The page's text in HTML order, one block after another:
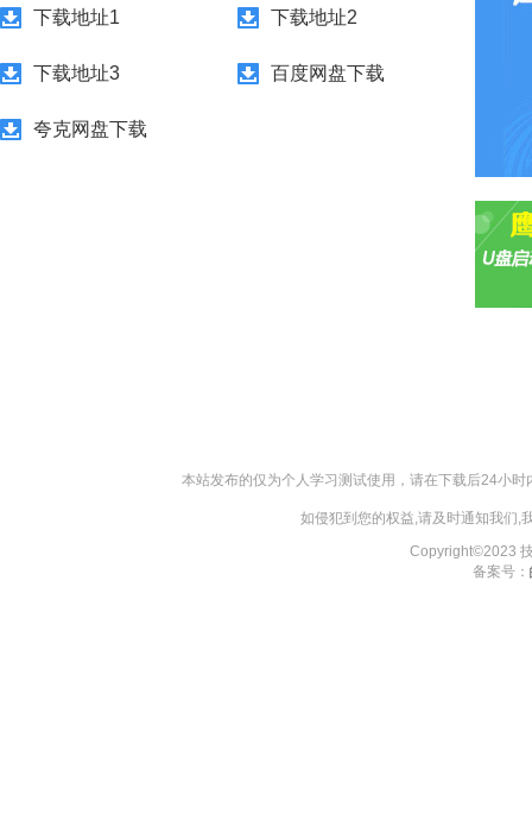
下载地址1 下载地址2
下载地址3 百度网盘下载
夸克网盘下载
本站发布的仅为个人学习测试使用，请在下载后24小
如侵犯到您的权益,请及时通知我们,
Copyright©2023
备案号：